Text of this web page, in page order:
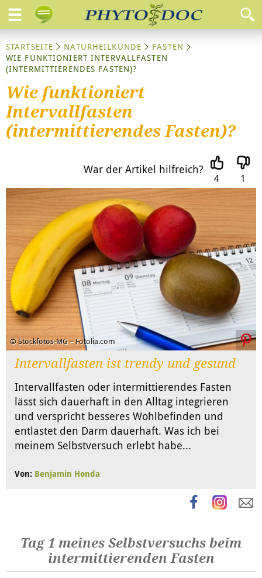
STARTSEITE NATURHEILKUNDE
FASTEN
WIE FUNKTIONIERT INTERVALLFASTEN
(INTERMITTIERENDES FASTEN)?
Wie funktioniert
Intervallfasten
(intermittierendes Fasten)?
War der Artikel hilfreich?
4 1
© Stockfotos-MG – Fotolia.com
Intervallfasten ist trendy und gesund
Intervallfasten oder intermittierendes Fasten
lässt sich dauerhaft in den Alltag integrieren
und verspricht besseres Wohlbefinden und
entlastet den Darm dauerhaft. Was ich bei
meinem Selbstversuch erlebt habe...
Von: Benjamin Honda
Tag 1 meines Selbstversuchs beim
intermittierenden Fasten